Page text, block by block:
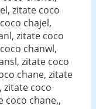
zitate coco
chajel,
zitate coco
chanwl,
zitate coco
chane, zitate
zitate coco
coco chane,,